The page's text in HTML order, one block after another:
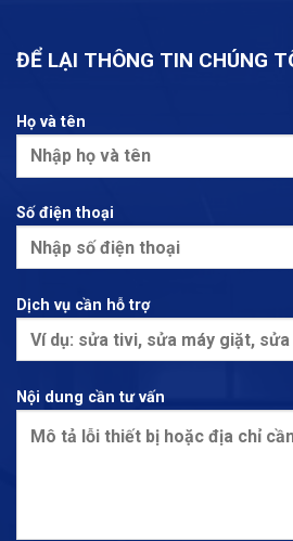
ĐỂ LẠI THÔNG TIN CHÚNG
Họ và tên
Số điện thoại
Dịch vụ cần hỗ trợ
Nội dung cần tư vấn